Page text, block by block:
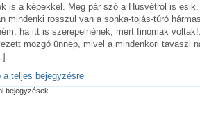
is a képekkel. Meg pár szó a Húsvétról is
mindenki rosszul van a sonka-tojás-túró
ha itt is szerepelnének, mert finomak
mozgó ünnep, mivel a mindenkori tavaszi
a teljes bejegyzésre
bejegyzések